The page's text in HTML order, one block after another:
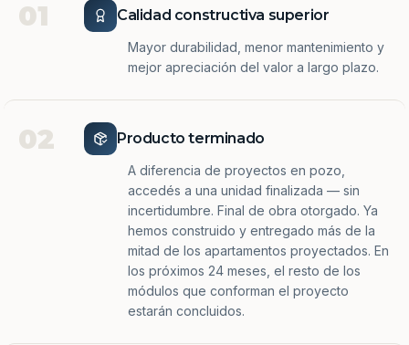
01 Calidad constructiva superior
Mayor durabilidad, menor mantenimiento y
mejor apreciación del valor a largo plazo.
02 Producto terminado
A diferencia de proyectos en pozo,
accedés a una unidad finalizada — sin
incertidumbre. Final de obra otorgado. Ya
hemos construido y entregado más de la
mitad de los apartamentos proyectados. En
los próximos 24 meses, el resto de los
módulos que conforman el proyecto
estarán concluidos.